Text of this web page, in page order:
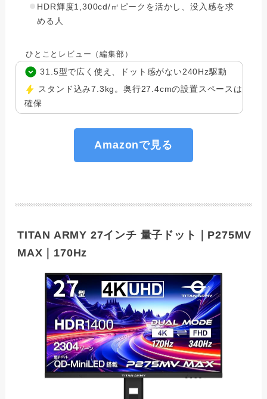
HDR輝度1,300cd/㎡ピークを活かし、没入感を求
める人
ひとことレビュー（編集部）
31.5型で広く使え、ドット感がない240Hz駆動
スタンド込み7.3kg。奥行27.4cmの設置スペースは
確保
Amazonで見る
TITAN ARMY 27インチ 量子ドット｜P275MV
MAX｜170Hz